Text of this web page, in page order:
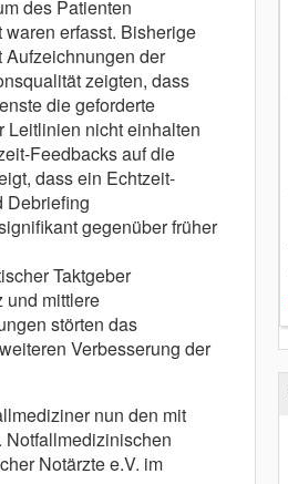
des Patienten
waren erfasst. Bisherige
Aufzeichnungen der
zeigten, dass
die geforderte
Leitlinien nicht einhalten
Feedbacks auf die
dass ein Echtzeit-
Debriefing
gegenüber früher
Taktgeber
und mittlere
störten das
Verbesserung der
nun den mit
Notfallmedizinischen
Notärzte e.V. im